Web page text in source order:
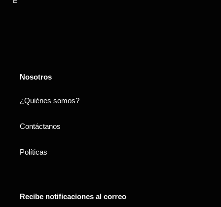
Nosotros
¿Quiénes somos?
Contáctanos
Políticas
Recibe notificaciones al correo